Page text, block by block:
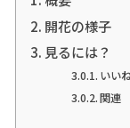
開花の様子
見るには？
いい
関連